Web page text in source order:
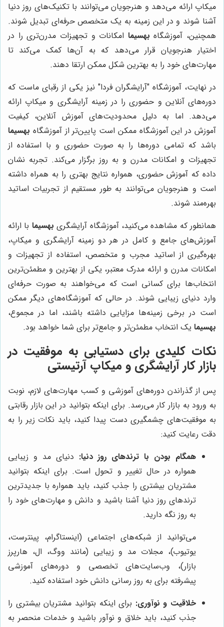
میکاپ ارائه می‌دهد و هنرجویان می‌توانند با تکنیک‌های روز دنیا
آشنا شوند و در این زمینه به یک متخصص حرفه‌ای تبدیل شوند.
همچنین، آموزشگاه بهسیما امکانات و تجهیزات مدرن‌تری را در
اختیار هنرجویان قرار می‌دهد که به آن‌ها کمک می‌کند تا
مهارت‌های خود را به بهترین شکل ممکن ارتقا دهند.
در نهایت، آموزشگاه "آرایشگران فردا" نیز یکی از رقبای ماست که
دوره‌های آنلاین و حضوری را در زمینه آرایشگری و میکاپ ارائه
می‌دهد. اما به دلیل محدودیت‌های آموزش آنلاین، کیفیت
آموزش در این آموزشگاه ممکن است پایین‌تر از آموزشگاه بهسیما
باشد که تمامی دوره‌ها را به صورت حضوری و با استفاده از
تجهیزات و امکانات مدرن و به روز برگزار می‌کند. تجربه نشان
داده که آموزش حضوری، همواره نتایج بهتری را به همراه داشته
است و هنرجویان می‌توانند به طور مستقیم از تجربیات اساتید
بهره‌مند شوند.
همانطور که مشاهده می‌کنید، آموزشگاه آرایشگری بهسیما با ارائه
آموزش‌های جامع و کامل در هر دو زمینه آرایشگری و میکاپ،
بهره‌گیری از اساتید مجرب و متخصص، استفاده از تجهیزات و
امکانات مدرن و ارائه مدرک معتبر، یکی از بهترین و مطمئن‌ترین
انتخاب‌ها برای کسانی است که می‌خواهند به صورت حرفه‌ای
وارد دنیای زیبایی شوند. در حالی که آموزشگاه‌های دیگر ممکن
است در برخی زمینه‌ها مزایایی داشته باشند، اما در مجموع،
بهسیما یک انتخاب مطمئن‌تر و جامع‌تر برای شما خواهد بود.
نکات کلیدی برای دستیابی به موفقیت در
بازار کار آرایشگری و میکاپ آرتیستی
پس از گذراندن دوره‌های آموزشی و کسب مهارت‌های لازم، نوبت
به ورود به بازار کار می‌رسد. برای اینکه بتوانید در این بازار رقابتی
به موفقیت‌های چشمگیری دست پیدا کنید، باید نکات زیر را به
دقت رعایت کنید:
همگام بودن با ترندهای روز دنیا: دنیای مد و زیبایی
همواره در حال تغییر و تحول است. برای اینکه بتوانید
مشتریان بیشتری را جذب کنید، باید همواره با جدیدترین
ترندهای روز دنیا آشنا باشید و دانش و مهارت‌های خود را
به روز نگه دارید.
می‌توانید از شبکه‌های اجتماعی (اینستاگرام، پینترست،
یوتیوب)، مجلات مد و زیبایی (مانند ووگ، ال، هارپرز
بازار)، وب‌سایت‌های تخصصی و دوره‌های آموزشی
پیشرفته برای به روز رسانی دانش خود استفاده کنید.
خلاقیت و نوآوری: برای اینکه بتوانید مشتریان بیشتری را
جذب کنید، باید خلاق و نوآور باشید و خدمات منحصر به